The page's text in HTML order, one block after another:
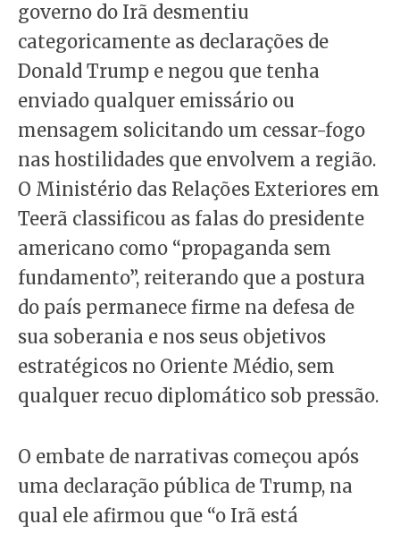
governo do Irã desmentiu
categoricamente as declarações de
Donald Trump e negou que tenha
enviado qualquer emissário ou
mensagem solicitando um cessar-fogo
nas hostilidades que envolvem a região.
O Ministério das Relações Exteriores em
Teerã classificou as falas do presidente
americano como “propaganda sem
fundamento”, reiterando que a postura
do país permanece firme na defesa de
sua soberania e nos seus objetivos
estratégicos no Oriente Médio, sem
qualquer recuo diplomático sob pressão.
O embate de narrativas começou após
uma declaração pública de Trump, na
qual ele afirmou que “o Irã está